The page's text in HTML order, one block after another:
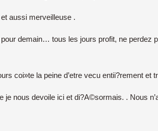
aussi merveilleuse .
demain… tous les jours profit, ne
coi»te la peine d’etre vecu entii?rement et
je nous devoile ici et di?A©sormais. . Nous